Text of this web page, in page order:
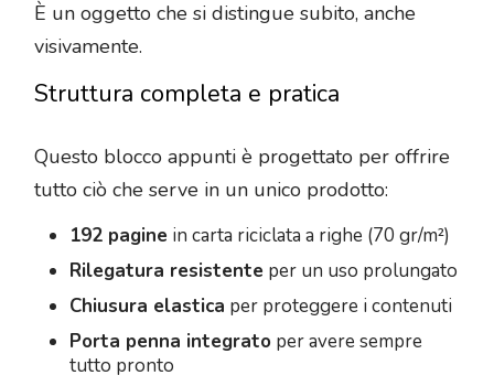
È un oggetto che si distingue subito, anche
visivamente.
Struttura completa e pratica
Questo blocco appunti è progettato per offrire
tutto ciò che serve in un unico prodotto:
192 pagine in carta riciclata a righe (70 gr/m²)
Rilegatura resistente per un uso prolungato
Chiusura elastica per proteggere i contenuti
Porta penna integrato per avere sempre
tutto pronto